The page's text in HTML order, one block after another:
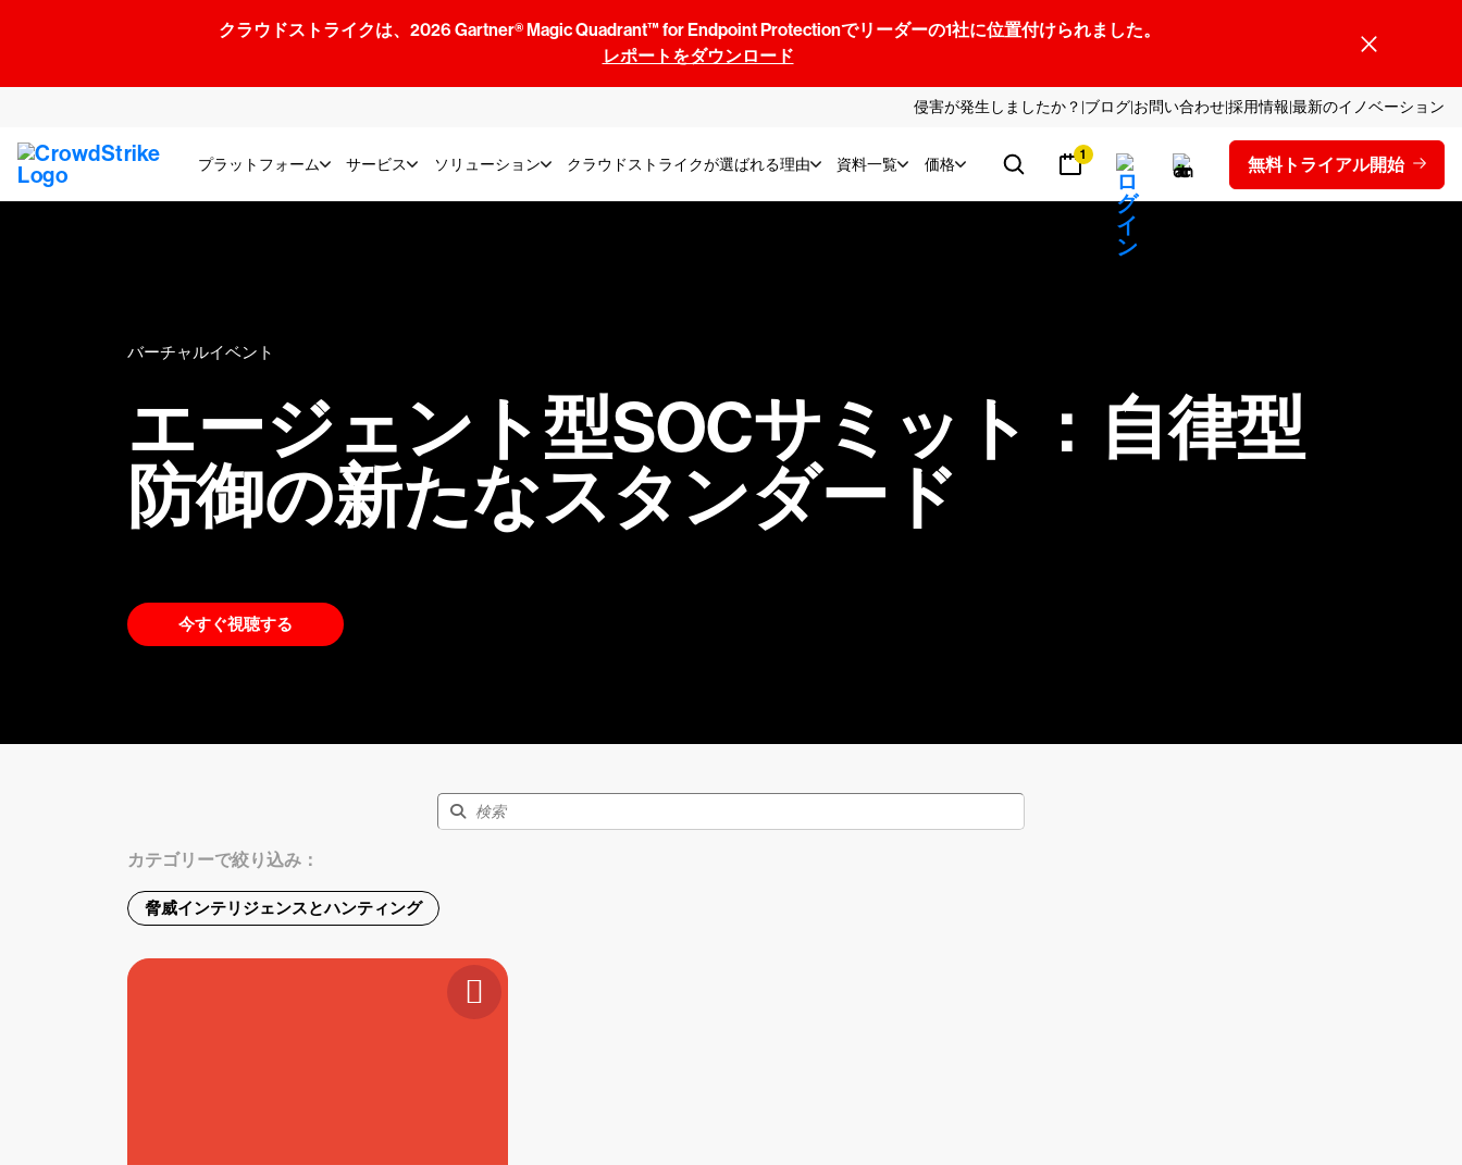
クラウドストライクは、2026 Gartner® Magic Quadrant™ for Endpoint Protectionでリーダーの1社に位置付けられました。
レポートをダウンロード
侵害が発生しましたか？ ブログ お問い合わせ採用情報 最新のイノベーション
プラットフォーム サービス ソリューション クラウドストライクが選ばれる理由 資料一覧 価格 1 無料トライアル開始
バーチャルイベント
エージェント型SOCサミット：自律型
防御の新たなスタンダード
今すぐ視聴する
カテゴリーで絞り込み：
脅威インテリジェンスとハンティング